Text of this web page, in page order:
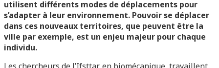
utilisent différents modes de déplacements pour
s’adapter à leur environnement. Pouvoir se déplacer
dans ces nouveaux territoires, que peuvent être la
ville par exemple, est un enjeu majeur pour chaque
individu.